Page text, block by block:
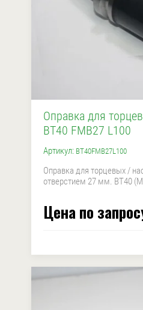
Оправка для
BT40 FMB27 L100
Артикул: BT40FMB27L100
Оправка для торцевых /
отверстием 27 мм. BT40
Цена по